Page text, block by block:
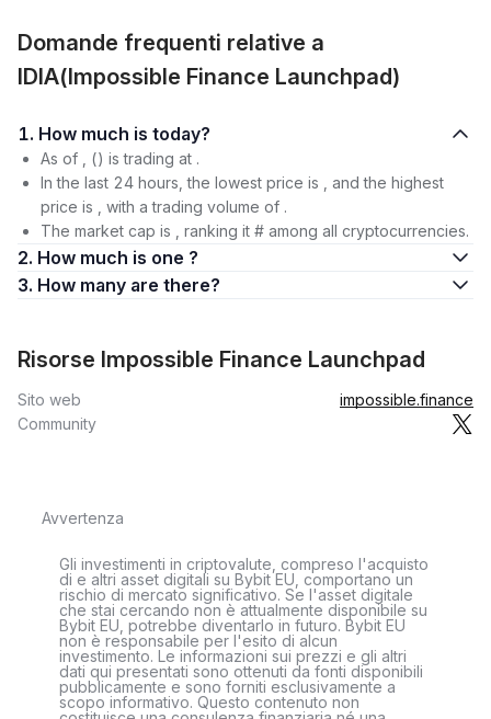
Domande frequenti relative a
IDIA(Impossible Finance Launchpad)
1. How much is today?
As of , () is trading at .
In the last 24 hours, the lowest price is , and the highest
price is , with a trading volume of .
The market cap is , ranking it # among all cryptocurrencies.
2. How much is one ?
3. How many are there?
Risorse Impossible Finance Launchpad
Sito web
impossible.finance
Community
Avvertenza
Gli investimenti in criptovalute, compreso l'acquisto
di e altri asset digitali su Bybit EU, comportano un
rischio di mercato significativo. Se l'asset digitale
che stai cercando non è attualmente disponibile su
Bybit EU, potrebbe diventarlo in futuro. Bybit EU
non è responsabile per l'esito di alcun
investimento. Le informazioni sui prezzi e gli altri
dati qui presentati sono ottenuti da fonti disponibili
pubblicamente e sono forniti esclusivamente a
scopo informativo. Questo contenuto non